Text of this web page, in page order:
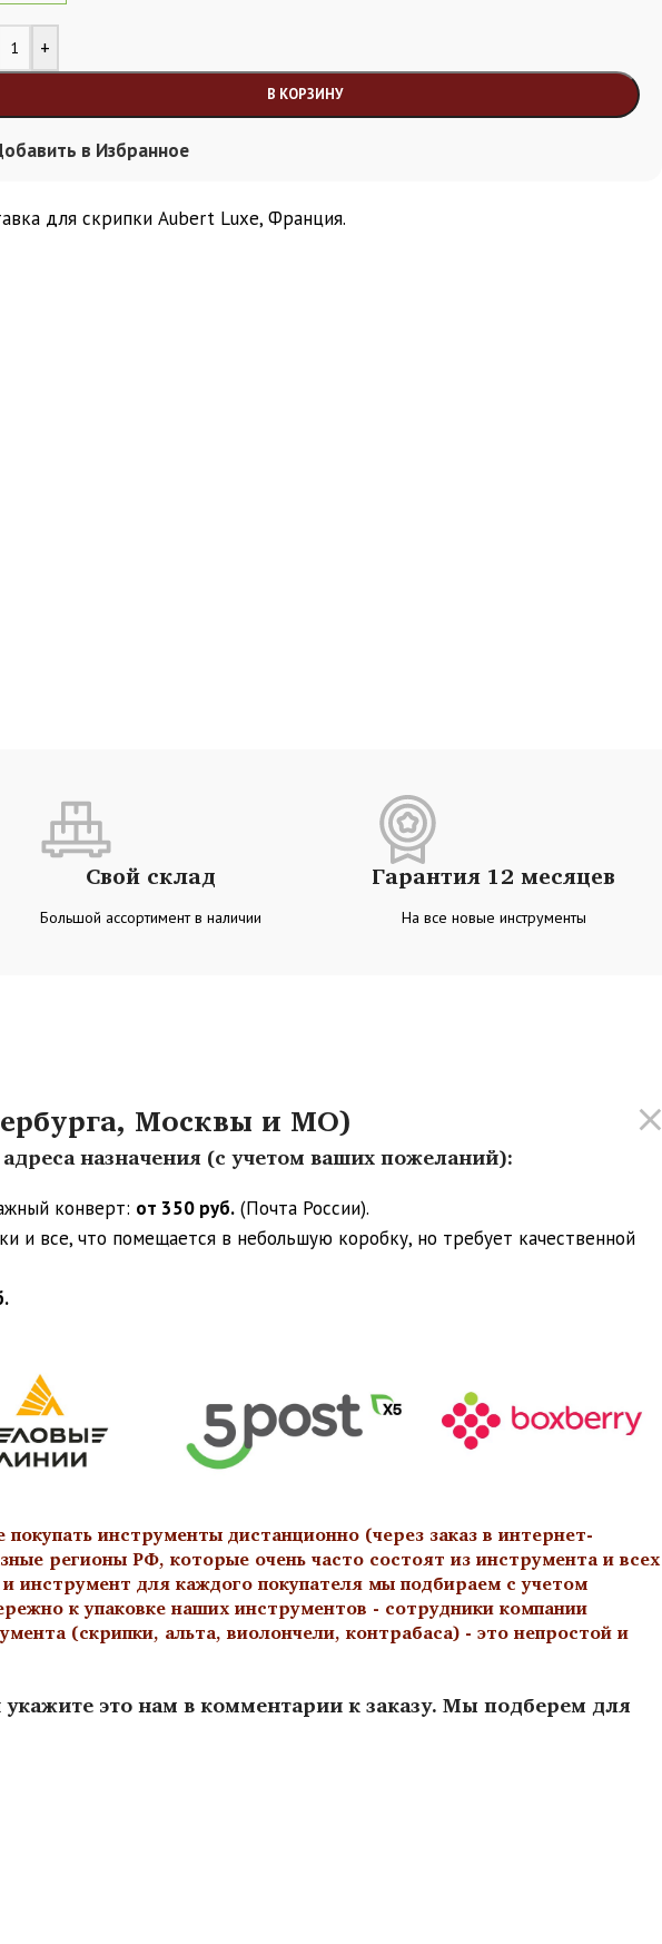
+
В КОРЗИНУ
в Избранное
для скрипки Aubert Luxe, Франция.
Свой склад
Большой ассортимент в наличии
Гарантия 12 месяцев
На все новые инструменты
Москвы и МО)
назначения (с учетом ваших пожеланий):
конверт: от 350 руб. (Почта России).
и все, что помещается в небольшую коробку, но требует качественной
инструменты дистанционно (через заказ в интернет-
регионы РФ, которые очень часто состоят из инструмента и всех
инструмент для каждого покупателя мы подбираем с учетом
к упаковке наших инструментов - сотрудники компании
(скрипки, альта, виолончели, контрабаса) - это непростой и
это нам в комментарии к заказу. Мы подберем для